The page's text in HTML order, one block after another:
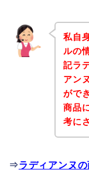
私自
ルの
記ラ
アン
がで
商品
考に
⇒ラディアンヌ